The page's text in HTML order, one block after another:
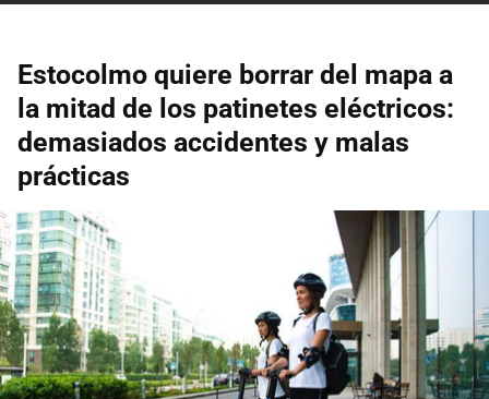
Estocolmo quiere borrar del mapa a
la mitad de los patinetes eléctricos:
demasiados accidentes y malas
prácticas